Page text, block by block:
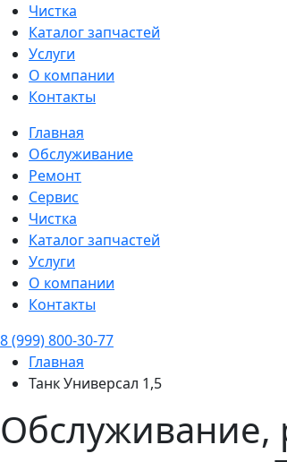
Чистка
Каталог запчастей
Услуги
О компании
Контакты
Главная
Обслуживание
Ремонт
Сервис
Чистка
Каталог запчастей
Услуги
О компании
Контакты
8 (999) 800-30-77
Главная
Танк Универсал 1,5
Обслуживание,